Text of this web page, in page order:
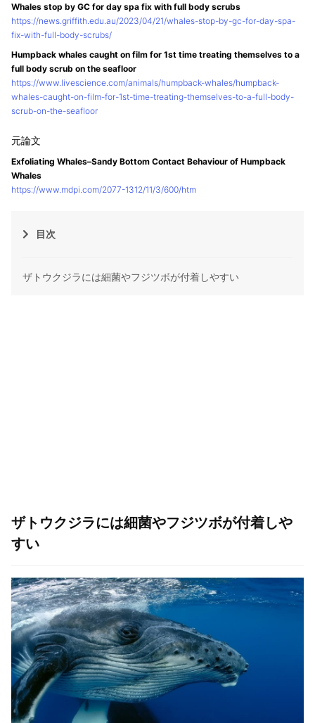
Whales stop by GC for day spa fix with full body scrubs
https://news.griffith.edu.au/2023/04/21/whales-stop-by-gc-for-day-spa-
fix-with-full-body-scrubs/
Humpback whales caught on film for 1st time treating themselves to a
full body scrub on the seafloor
https://www.livescience.com/animals/humpback-whales/humpback-
whales-caught-on-film-for-1st-time-treating-themselves-to-a-full-body-
scrub-on-the-seafloor
Exfoliating Whales–Sandy Bottom Contact Behaviour of Humpback
Whales
https://www.mdpi.com/2077-1312/11/3/600/htm
目次
ザトウクジラには細菌やフジツボが付着しやすい
ザトウクジラには細菌やフジツボが付着しや
すい